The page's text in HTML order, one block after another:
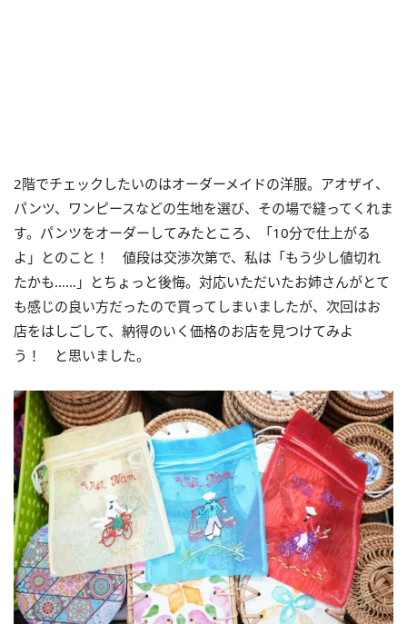
2階でチェックしたいのはオーダーメイドの洋服。アオザイ、
パンツ、ワンピースなどの生地を選び、その場で縫ってくれま
す。 パンツをオーダーしてみたところ、「10分で仕上がる
よ」 とのこと！ 値段は交渉次第で、私は「もう少し値切れ
たかも……」とちょっと後悔。対応いただいたお姉さんがとて
も感じの良い方だったので買ってしまいましたが、次回はお
店をはしごして、納得のいく価格のお店を見つけてみよ
う！ と思いました。